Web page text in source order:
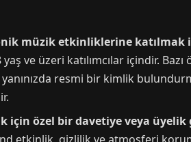
müzik etkinliklerine katılmak
ve üzeri katılımcılar içindir.
resmi bir kimlik
için özel bir davetiye veya üyelik